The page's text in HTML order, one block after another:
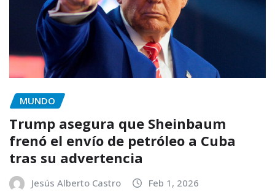
MUNDO
Trump asegura que Sheinbaum
frenó el envío de petróleo a Cuba
tras su advertencia
Jesús Alberto Castro Feb 1, 2026